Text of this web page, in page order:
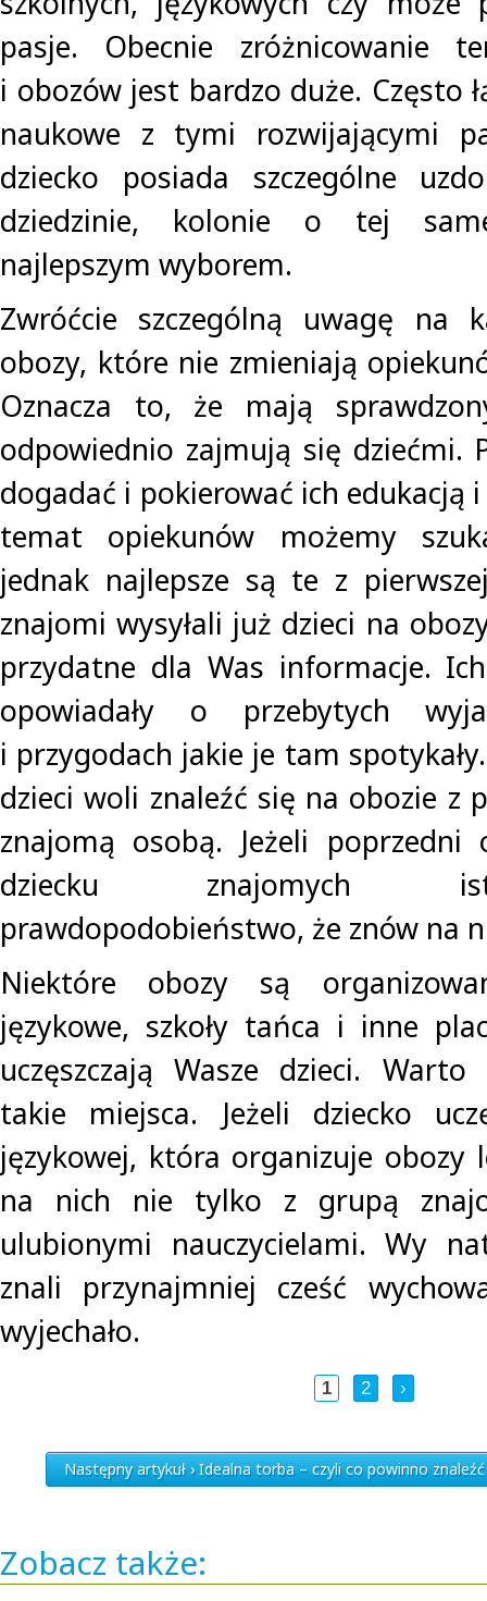
pasje. Obecnie zróżnicowanie
i obozów jest bardzo duże. Często
naukowe z tymi rozwijającymi
dziecko posiada szczególne
dziedzinie, kolonie o tej
najlepszym wyborem.
Zwróćcie szczególną uwagę na
obozy, które nie zmieniają
Oznacza to, że mają
odpowiednio zajmują się dziećmi.
dogadać i pokierować ich edukacją
temat opiekunów możemy
jednak najlepsze są te z
znajomi wysyłali już dzieci na
przydatne dla Was informacje.
opowiadały o przebytych
i przygodach jakie je tam
dzieci woli znaleźć się na obozie z
znajomą osobą. Jeżeli poprzedni
dziecku znajomych
prawdopodobieństwo, że znów na
Niektóre obozy są
językowe, szkoły tańca i inne
uczęszczają Wasze dzieci. Warto
takie miejsca. Jeżeli dziecko
językowej, która organizuje obozy
na nich nie tylko z grupą
ulubionymi nauczycielami. Wy
znali przynajmniej cześć
wyjechało.
1 2 ›
Następny artykuł › Idealna torba – czyli co powinno
Zobacz także: